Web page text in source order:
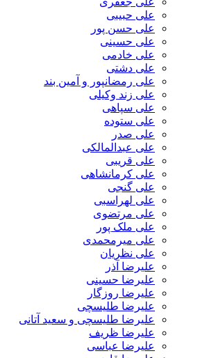
علی حبیبی
علی حسن پور
علی حسینی
علی خادمی
علی دشتی
علی رمضانپور و آمین بند
علی زند وکیلی
علی سپاهی
علی ستوده
علی صدر
علی عبدالمالکی
علی قریبی
علی کرمانشاهی
علی گنجی
علی لهراسبی
علی مرتضوی
علی ملک پور
علی میرمحمدی
علی نظریان
علیرضا آذر
علیرضا حسینی
علیرضا روزگار
علیرضا طلیسچی
علیرضا طلیسچی و سعید آتانی
علیرضا ظریف
علیرضا عباسی